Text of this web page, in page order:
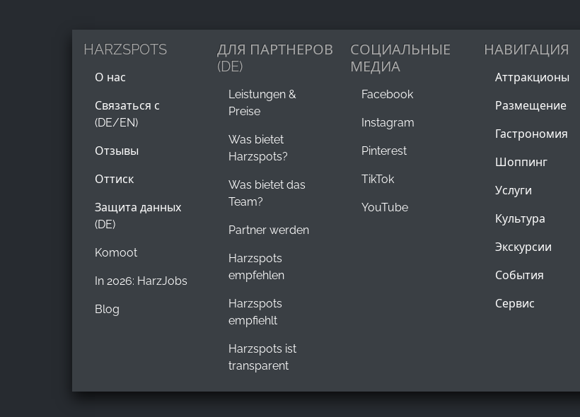
HARZSPOTS
О нас
Связаться с
(DE/EN)
Отзывы
Оттиск
Защита данных
(DE)
Komoot
In 2026: HarzJobs
Blog
ДЛЯ ПАРТНЕРОВ
(DE)
Leistungen &
Preise
Was bietet
Harzspots?
Was bietet das
Team?
Partner werden
Harzspots
empfehlen
Harzspots
empfiehlt
Harzspots ist
transparent
СОЦИАЛЬНЫЕ
МЕДИА
Facebook
Instagram
Pinterest
TikTok
YouTube
НАВИГАЦИЯ
Аттракционы
Размещение
Гастрономия
Шоппинг
Услуги
Культура
Экскурсии
События
Сервис